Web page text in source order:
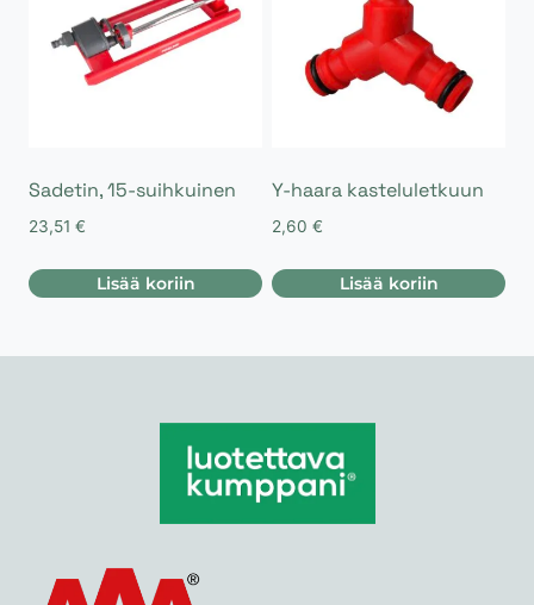
Sadetin, 15-suihkuinen
23,51 €
Lisää koriin
Y-haara kasteluletkuun
2,60 €
Lisää koriin